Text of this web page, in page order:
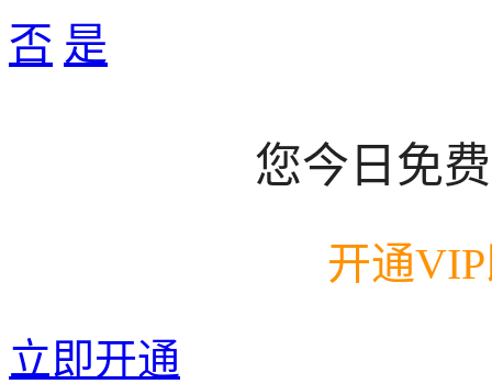
否 是
您今日免
开通
立即开通